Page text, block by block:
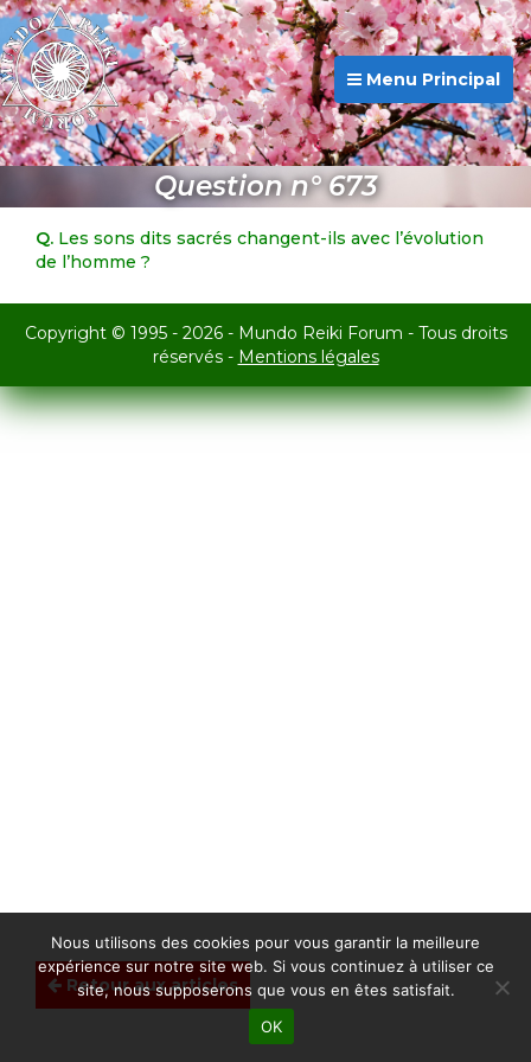
Menu Principal
Question n° 673
Retour aux articles
Q. Les sons dits sacrés changent-ils avec l’évolution
de l’homme ?
Copyright © 1995 - 2026 - Mundo Reiki Forum - Tous droits
réservés - Mentions légales
Nous utilisons des cookies pour vous garantir la meilleure
expérience sur notre site web. Si vous continuez à utiliser ce
site, nous supposerons que vous en êtes satisfait.
OK